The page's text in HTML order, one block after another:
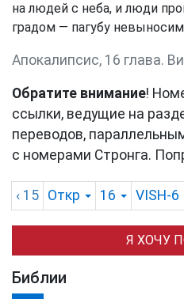
на людей с неба, и люди
градом — пагубу
Апокалипсис, 16 глава.
Обратите внимание!
ссылки, ведущие на
переводов,
с номерами Стронга.
‹ 15 Откр 16 VISH-6
Я ХОЧУ
Библии